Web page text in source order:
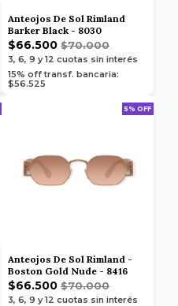
Anteojos De Sol Rimland
Barker Black - 8030
$66.500 $70.000
3, 6, 9 y 12 cuotas sin interés
15% off transf. bancaria:
$56.525
5% OFF
Anteojos De Sol Rimland -
Boston Gold Nude - 8416
$66.500 $70.000
3, 6, 9 y 12 cuotas sin interés